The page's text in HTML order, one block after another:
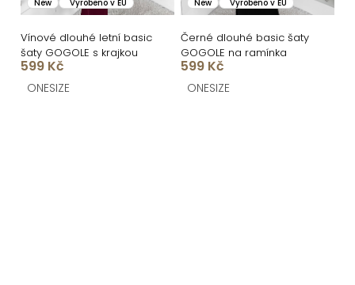
New Vyrobeno v EU
Vínové dlouhé letní basic
šaty GOGOLE s krajkou
599 Kč
ONESIZE
New Vyrobeno v EU
Černé dlouhé basic šaty
GOGOLE na ramínka
599 Kč
ONESIZE